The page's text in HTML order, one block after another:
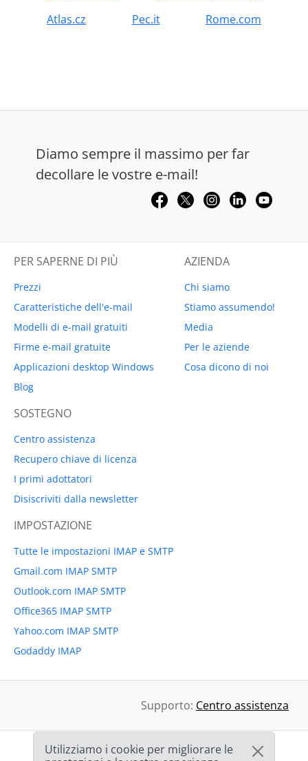
Atlas.cz
Pec.it Rome.com
Diamo sempre il massimo per far
decollare le vostre e-mail!
PER SAPERNE DI PIÙ
Prezzi
Caratteristiche dell'e-mail
Modelli di e-mail gratuiti
Firme e-mail gratuite
Applicazioni desktop Windows
Blog
AZIENDA
Chi siamo
Stiamo assumendo!
Media
Per le aziende
Cosa dicono di noi
SOSTEGNO
Centro assistenza
Recupero chiave di licenza
I primi adottatori
Disiscriviti dalla newsletter
IMPOSTAZIONE
Tutte le impostazioni IMAP e SMTP
Gmail.com IMAP SMTP
Outlook.com IMAP SMTP
Office365 IMAP SMTP
Yahoo.com IMAP SMTP
Godaddy IMAP
Supporto: Centro assistenza
Utilizziamo i cookie per migliorare le